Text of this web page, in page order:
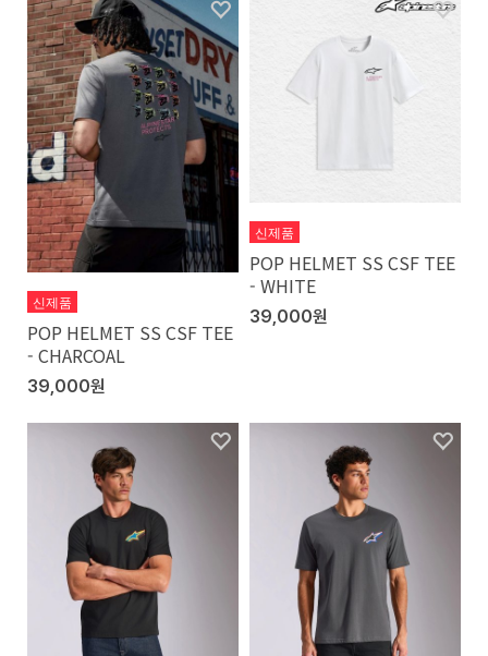
신제품
POP HELMET SS CSF TEE
- CHARCOAL
39,000원
신제품
POP HELMET SS CSF TEE
- WHITE
39,000원